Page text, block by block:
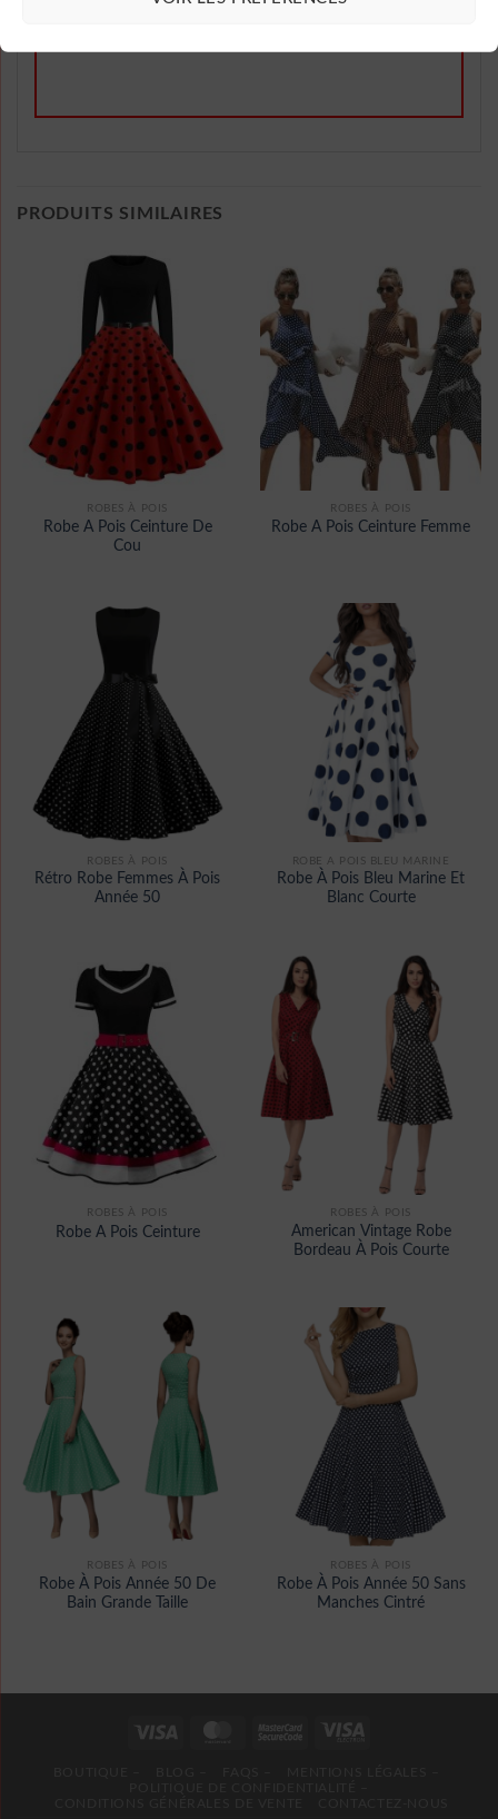
PRODUITS SIMILAIRES
ROBES À POIS
Robe A Pois Ceinture De
Cou
ROBES À POIS
Robe A Pois Ceinture Femme
ROBES À POIS
Rétro Robe Femmes À Pois
Année 50
ROBE A POIS BLEU MARINE
Robe À Pois Bleu Marine Et
Blanc Courte
ROBES À POIS
Robe A Pois Ceinture
ROBES À POIS
American Vintage Robe
Bordeau À Pois Courte
ROBES À POIS
Robe À Pois Année 50 De
Bain Grande Taille
ROBES À POIS
Robe À Pois Année 50 Sans
Manches Cintré